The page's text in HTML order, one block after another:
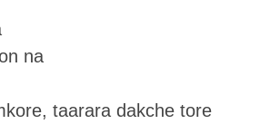
na
taarara dakche tore